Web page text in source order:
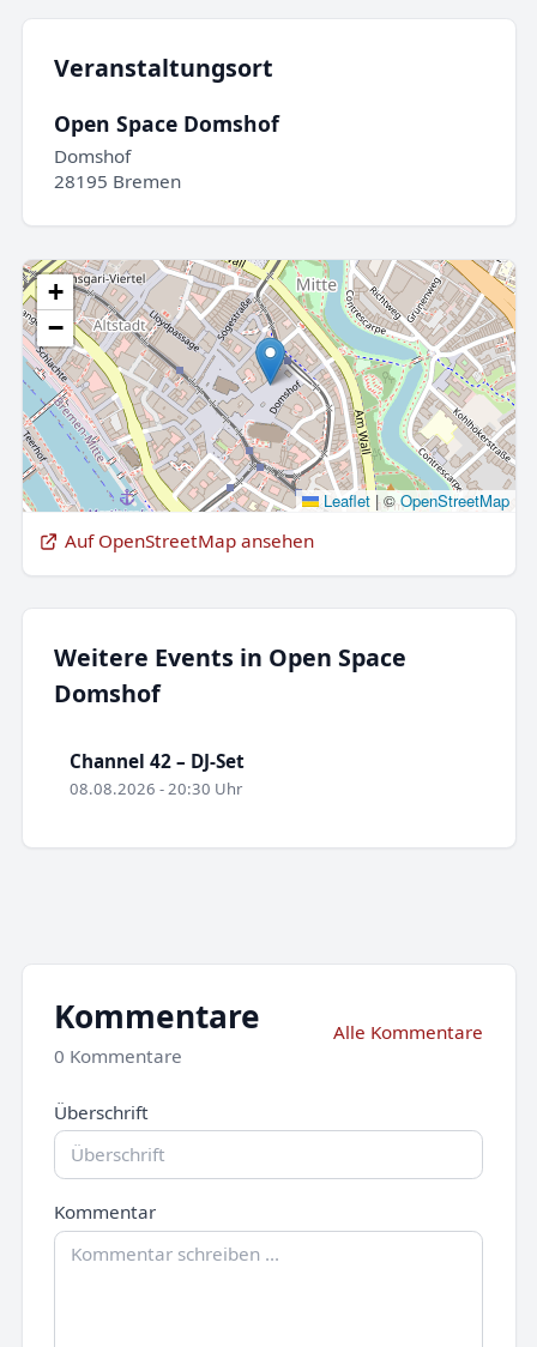
Veranstaltungsort
Open Space Domshof
Domshof
28195 Bremen
+
−
Leaflet |©OpenStreetMap
Auf OpenStreetMap ansehen
Weitere Events in Open Space
Domshof
Channel 42 – DJ-Set
08.08.2026 - 20:30 Uhr
Kommentare
0 Kommentare
Alle Kommentare
Überschrift
Kommentar